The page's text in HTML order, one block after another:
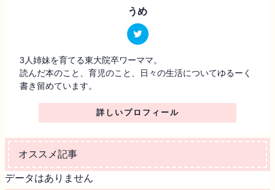
うめ
3人姉妹を育てる東大院卒ワーママ。
読んだ本のこと、育児のこと、日々の生活についてゆるーく
書き留めています。
詳しいプロフィール
オススメ記事
データはありません